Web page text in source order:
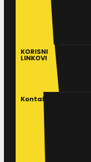
KORISNI
LINKOVI
Kontakt